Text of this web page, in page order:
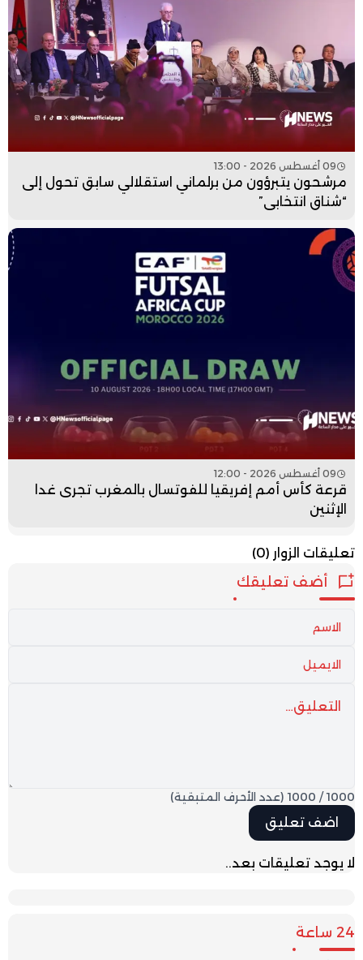
09 أغسطس 2026 - 13:00
مرشحون يتبرؤون من برلماني استقلالي سابق تحول إلى
“شناق انتخابي”
09 أغسطس 2026 - 12:00
قرعة كأس أمم إفريقيا للفوتسال بالمغرب تجرى غدا
الإثنين
تعليقات الزوار (0)
أضف تعليقك
1000
/
1000 (عدد الأحرف المتبقية)
لا يوجد تعليقات بعد..
24 ساعة